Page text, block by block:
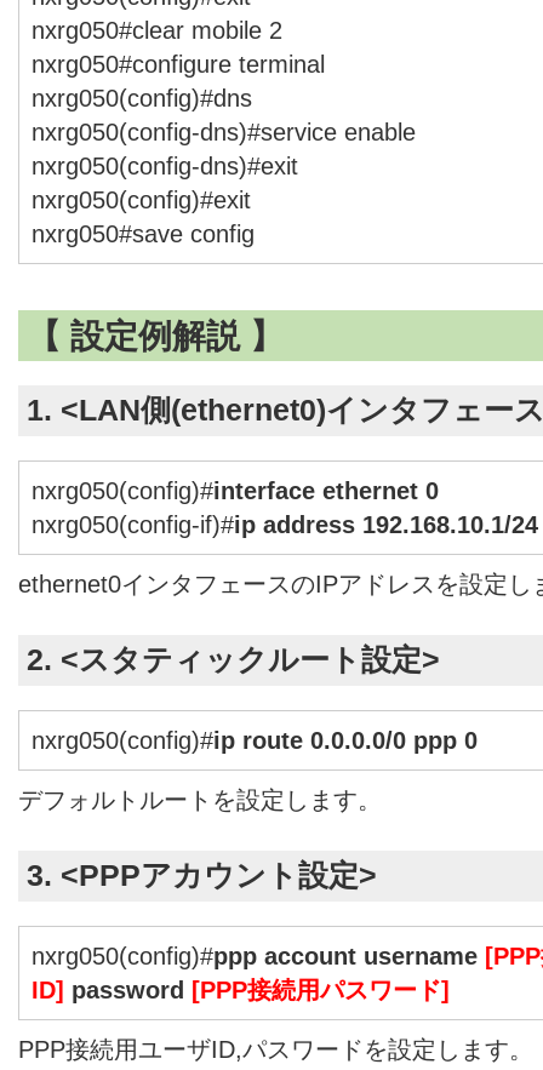
nxrg050#clear mobile 2
nxrg050#configure terminal
nxrg050(config)#dns
nxrg050(config-dns)#service enable
nxrg050(config-dns)#exit
nxrg050(config)#exit
nxrg050#save config
【 設定例解説 】
1. <LAN側(ethernet0)インタフェー
nxrg050(config)#interface ethernet 0
nxrg050(config-if)#ip address 192.168.10.1/24
ethernet0インタフェースのIPアドレスを設定し
2. <スタティックルート設定>
nxrg050(config)#ip route 0.0.0.0/0 ppp 0
デフォルトルートを設定します。
3. <PPPアカウント設定>
nxrg050(config)#ppp account username
ID] password [PPP接続用パスワード]
PPP接続用ユーザID,パスワードを設定します。